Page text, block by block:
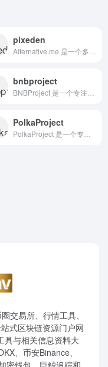
pixeden
bnbproject
PolkaProject
交易所、行情工具、
式区块链资源门户网
具与相关信息资料大
、币安Binance、
密钱包、巨鲸追踪和